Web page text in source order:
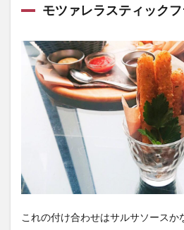
モツァレラスティックフ
これの付け合わせはサルサソースか